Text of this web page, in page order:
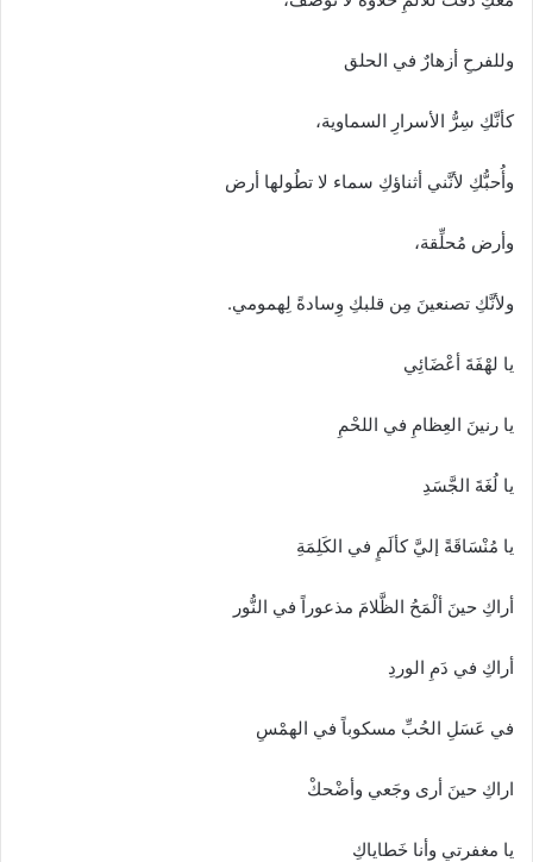
وللفرحِ أزهارٌ في الحلق
كأنَّكِ سِرُّ الأسرارِ السماوية،
وأُحبُّكِ لأنَّني أثناؤكِ سماء لا تطُولها أرض
وأرض مُحلِّقة،
ولأنَّكِ تصنعينَ مِن قلبكِ وِسادةً لِهمومي.
يا لهْفَةَ أعْضَائِي
يا رنينَ العِظامِ في اللحْمِ
يا لُغَةَ الجَّسَدِ
يا مُنْسَاقَةً إليَّ كألَمٍ في الكَلِمَةِ
أراكِ حينَ ألْمَحُ الظَّلامَ مذعوراً في النُّور
أراكِ في دَمِ الوردِ
في عَسَلِ الحُبِّ مسكوباً في الهمْسِ
اراكِ حينَ أرى وجَعي وأضْحكْ
يا مغفرتي وأنا خَطاياكِ